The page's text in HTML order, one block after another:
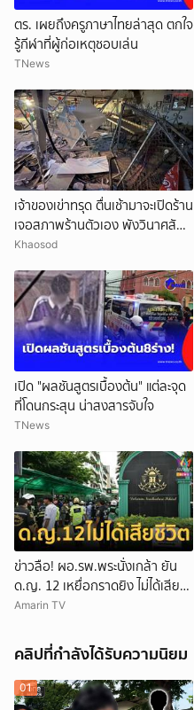
ตร. เผยถึงครูภาษาไทยล่าสุด ตกใจ
รู้กีฬาที่ผู้ก่อเหตุชอบเล่น
TNews
เจ้าของเข่าทรุด ตื่นเช้ามาจะเปิดร้าน
เจอสภาพร้านตัวเอง พังวินาศสัน
ตะโร เสียหายนับล้าน
Khaosod
เปิด "ผลชันสูตรเบื้องต้น" แต่ละจุด
ที่โดนกระสุน น่าสงสารจับใจ
TNews
ข่าวลือ! ผอ.รพ.พระนั่งเกล้า ยัน
ด.ญ. 12 เหยื่อกราดยิง ไม่ได้เสีย
ชีวิต
Amarin TV
คลิปที่กำลังได้รับความนิยม
01